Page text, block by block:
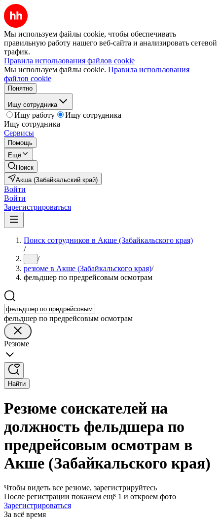
Мы используем файлы cookie, чтобы обеспечивать
правильную работу нашего веб-сайта и анализировать сетевой
трафик.
Правила использования файлов cookie
Мы используем файлы cookie. Правила использования
файлов cookie
Понятно
Ищу сотрудника
Ищу работу
Ищу сотрудника
Ищу сотрудника
Сервисы
Помощь
Ещё
Поиск
Акша (Забайкальский край)
Войти
Войти
Зарегистрироваться
Поиск сотрудников в Акше (Забайкальского края)
/
... /
резюме в Акше (Забайкальского края)/
фельдшер по предрейсовым осмотрам
фельдшер по предрейсовым осмотрам
Резюме
Найти
Резюме соискателей на
должность фельдшера по
предрейсовым осмотрам в
Акше (Забайкальского края)
Чтобы видеть все резюме, зарегистрируйтесь
После регистрации покажем ещё 1 и откроем фото
Зарегистрироваться
За всё время